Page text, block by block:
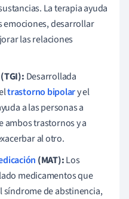
La terapia ayuda
emociones, desarrollar
las relaciones
Desarrollada
trastorno bipolary el
a las personas a
ambos trastornos y a
al otro.
(MAT):Los
medicamentos que
síndrome de abstinencia,